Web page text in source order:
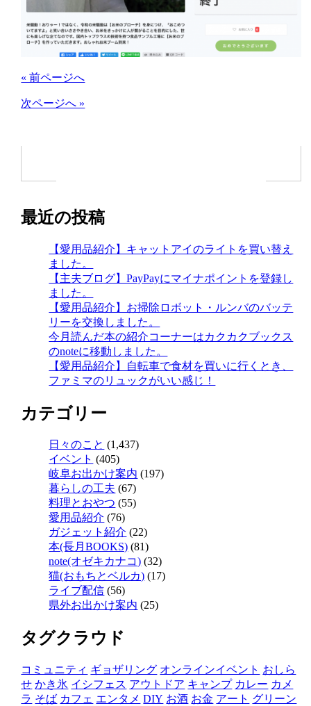
« 前ページへ
次ページへ »
最近の投稿
【愛用品紹介】キャットアイのライトを買い替え
ました。
【主夫ブログ】PayPayにマイナポイントを登録し
ました。
【愛用品紹介】お掃除ロボット・ルンバのバッテ
リーを交換しました。
今月読んだ本の紹介コーナーはカクカクブックス
のnoteに移動しました。
【愛用品紹介】自転車で食材を買いに行くとき、
ファミマのリュックがいい感じ！
カテゴリー
日々のこと (1,437)
イベント (405)
岐阜お出かけ案内 (197)
暮らしの工夫 (67)
料理とおやつ (55)
愛用品紹介 (76)
ガジェット紹介 (22)
本(長月BOOKS) (81)
note(オゼキカナコ) (32)
猫(おもちとベルカ) (17)
ライブ配信 (56)
県外お出かけ案内 (25)
タグクラウド
コミュニティ ギョザリング オンラインイベント おしら
せ かき氷 イシフェス アウトドア キャンプ カレー カメ
ラ そば カフェ エンタメ DIY お酒 お金 アート グリーン